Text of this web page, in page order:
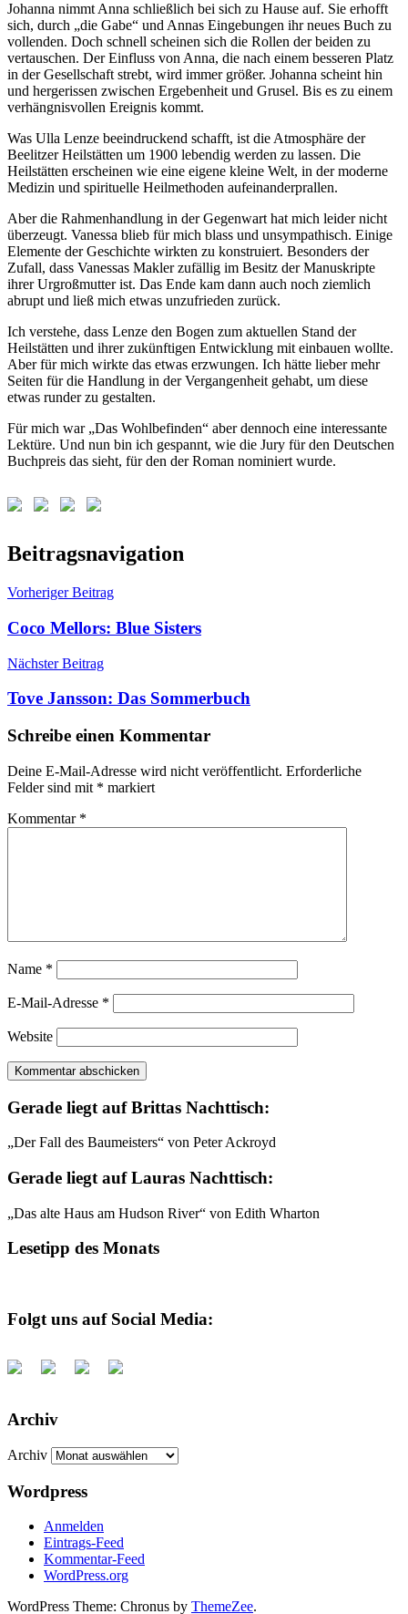
Johanna nimmt Anna schließlich bei sich zu Hause auf. Sie erhofft
sich, durch „die Gabe“ und Annas Eingebungen ihr neues Buch zu
vollenden. Doch schnell scheinen sich die Rollen der beiden zu
vertauschen. Der Einfluss von Anna, die nach einem besseren Platz
in der Gesellschaft strebt, wird immer größer. Johanna scheint hin
und hergerissen zwischen Ergebenheit und Grusel. Bis es zu einem
verhängnisvollen Ereignis kommt.
Was Ulla Lenze beeindruckend schafft, ist die Atmosphäre der
Beelitzer Heilstätten um 1900 lebendig werden zu lassen. Die
Heilstätten erscheinen wie eine eigene kleine Welt, in der moderne
Medizin und spirituelle Heilmethoden aufeinanderprallen.
Aber die Rahmenhandlung in der Gegenwart hat mich leider nicht
überzeugt. Vanessa blieb für mich blass und unsympathisch. Einige
Elemente der Geschichte wirkten zu konstruiert. Besonders der
Zufall, dass Vanessas Makler zufällig im Besitz der Manuskripte
ihrer Urgroßmutter ist. Das Ende kam dann auch noch ziemlich
abrupt und ließ mich etwas unzufrieden zurück.
Ich verstehe, dass Lenze den Bogen zum aktuellen Stand der
Heilstätten und ihrer zukünftigen Entwicklung mit einbauen wollte.
Aber für mich wirkte das etwas erzwungen. Ich hätte lieber mehr
Seiten für die Handlung in der Vergangenheit gehabt, um diese
etwas runder zu gestalten.
Für mich war „Das Wohlbefinden“ aber dennoch eine interessante
Lektüre. Und nun bin ich gespannt, wie die Jury für den Deutschen
Buchpreis das sieht, für den der Roman nominiert wurde.
Schlagwörter:
Beelitz-
Das
Deutscher
Ulla
Beitragsnavigation
Vorheriger Beitrag
Coco Mellors: Blue Sisters
Nächster Beitrag
Tove Jansson: Das Sommerbuch
Schreibe einen Kommentar
Deine E-Mail-Adresse wird nicht veröffentlicht. Erforderliche
Felder sind mit * markiert
Kommentar *
Name *
E-Mail-Adresse *
Website
Gerade liegt auf Brittas Nachttisch:
„Der Fall des Baumeisters“ von Peter Ackroyd
Gerade liegt auf Lauras Nachttisch:
„Das alte Haus am Hudson River“ von Edith Wharton
Lesetipp des Monats
Folgt uns auf Social Media:
Archiv
Archiv
Wordpress
Anmelden
Eintrags-Feed
Kommentar-Feed
WordPress.org
WordPress Theme: Chronus by ThemeZee.